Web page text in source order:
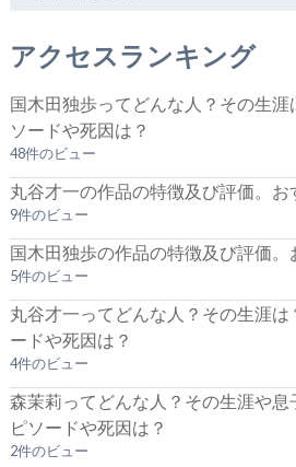
アクセスランキング
国木田独歩ってどんな人？その生
ソードや死因は？
48件のビュー
丸谷才一の作品の特徴及び評価。お
9件のビュー
国木田独歩の作品の特徴及び評価。
5件のビュー
丸谷才一ってどんな人？その生涯は
ードや死因は？
4件のビュー
森茉莉ってどんな人？その生涯や
ピソードや死因は？
2件のビュー